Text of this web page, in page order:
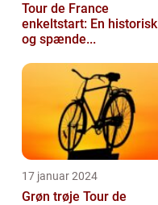
Tour de France
enkeltstart: En historisk
og spænde...
17 januar 2024
Grøn trøje Tour de